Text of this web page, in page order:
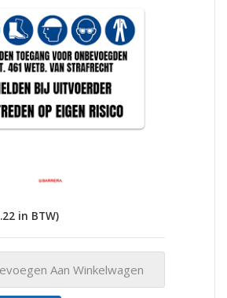
in BTW)
Aan Winkelwagen